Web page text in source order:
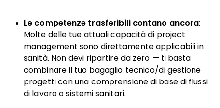
Le competenze trasferibili contano ancora:
Molte delle tue attuali capacità di project
management sono direttamente applicabili in
sanità. Non devi ripartire da zero — ti basta
combinare il tuo bagaglio tecnico/di gestione
progetti con una comprensione di base di flussi
di lavoro o sistemi sanitari.